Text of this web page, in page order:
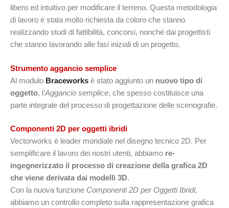
libero ed intuitivo per modificare il terreno. Questa metodologia
di lavoro è stata molto richiesta da coloro che stanno
realizzando studi di fattibilità, concorsi, nonché dai progettisti
che stanno lavorando alle fasi iniziali di un progetto.
Strumento aggancio semplice
Al modulo Braceworks è stato aggiunto un nuovo tipo di
oggetto, l’Aggancio semplice, che spesso costituisce una
parte integrale del processo di progettazione delle scenografie.
Componenti 2D per oggetti ibridi
Vectorworks è leader mondiale nel disegno tecnico 2D. Per
semplificare il lavoro dei nostri utenti, abbiamo re-
ingegnerizzato il processo di creazione della grafica 2D
che viene derivata dai modelli 3D.
Con la nuova funzione Componenti 2D per Oggetti Ibridi,
abbiamo un controllo completo sulla rappresentazione grafica